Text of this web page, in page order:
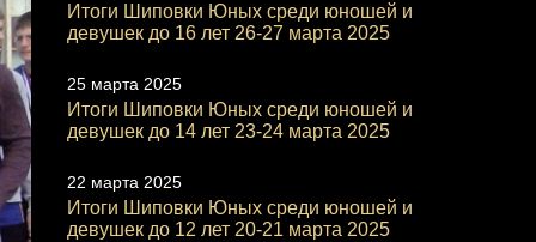
Итоги Шиповки Юных среди юношей и
девушек до 16 лет 26-27 марта 2025
25 марта 2025
Итоги Шиповки Юных среди юношей и
девушек до 14 лет 23-24 марта 2025
22 марта 2025
Итоги Шиповки Юных среди юношей и
девушек до 12 лет 20-21 марта 2025